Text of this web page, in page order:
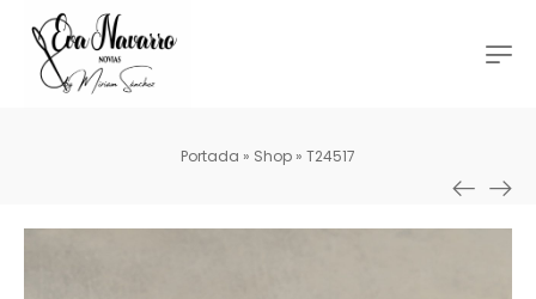
Portada » Shop » T24517